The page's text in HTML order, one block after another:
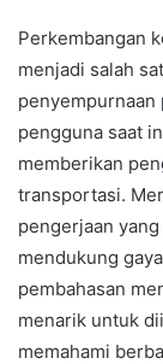
Perkembangan
menjadi salah
penyempurnaan
pengguna saat
memberikan
transportasi.
pengerjaan
mendukung
pembahasan
menarik untuk
memahami